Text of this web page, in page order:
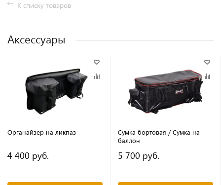
К списку товаров
Аксессуары
Органайзер на ликпаз
4 400 руб.
Сумка бортовая / Сумка на
баллон
5 700 руб.